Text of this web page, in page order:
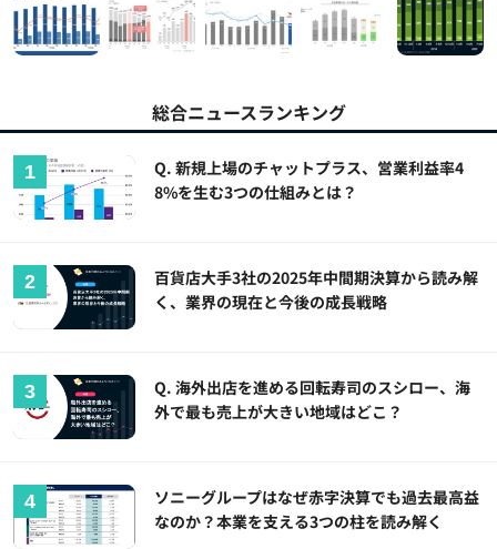
総合ニュースランキング
Q. 新規上場のチャットプラス、営業利益率4
8%を生む3つの仕組みとは？
百貨店大手3社の2025年中間期決算から読み解
く、業界の現在と今後の成長戦略
Q. 海外出店を進める回転寿司のスシロー、海
外で最も売上が大きい地域はどこ？
ソニーグループはなぜ赤字決算でも過去最高益
なのか？本業を支える3つの柱を読み解く